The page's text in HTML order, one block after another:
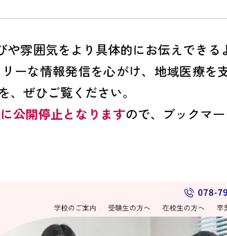
ション
おしごと
医師会歌
医師国保（準備中）
採用情報
神戸市医師会看護専
医療介護サポートセ
雰囲気をより具体的にお伝えでき
ーな情報発信を心がけ、地域医療を
、ぜひご覧ください。
公開停止となりますので、ブックマ